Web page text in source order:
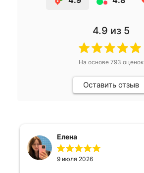
4.9 из 5
На основе 793 оценок
Оставить отзыв
Елена
9 июля 2026